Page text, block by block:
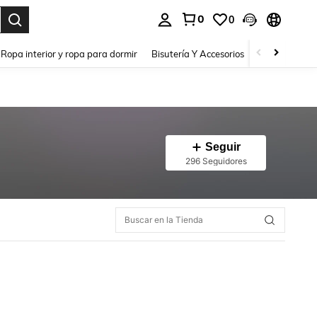
0 0
Ropa interior y ropa para dormir Bisutería Y Accesorios Zapatos
Seguir
296 Seguidores